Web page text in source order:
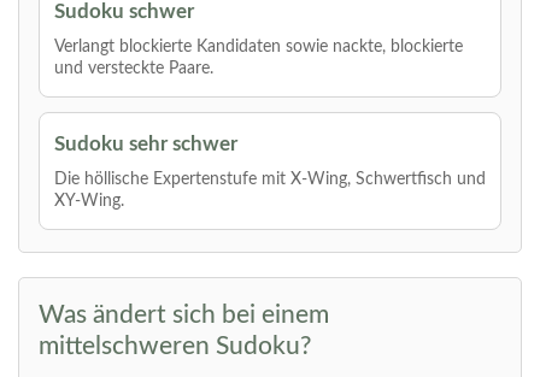
Sudoku schwer
Verlangt blockierte Kandidaten sowie nackte, blockierte
und versteckte Paare.
Sudoku sehr schwer
Die höllische Expertenstufe mit X-Wing, Schwertfisch und
XY-Wing.
Was ändert sich bei einem
mittelschweren Sudoku?